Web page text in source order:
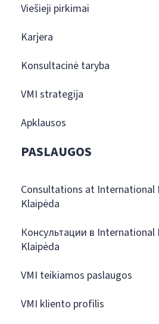
Viešieji pirkimai
Karjera
Konsultacinė taryba
VMI strategija
Apklausos
PASLAUGOS
Consultations at International
Klaipėda
Консультации в International
Klaipėda
VMI teikiamos paslaugos
VMI kliento profilis